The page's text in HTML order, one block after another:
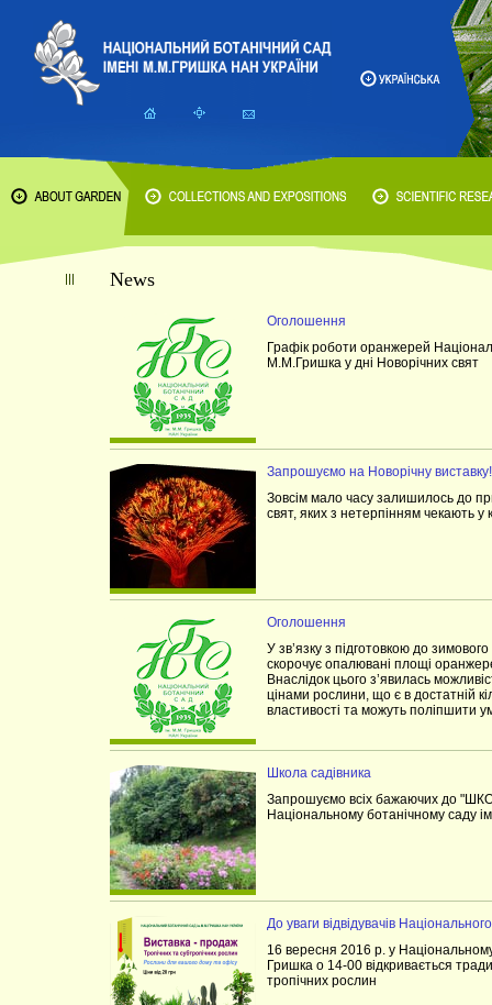
News
Оголошення
Графік роботи оранжерей
М.М.Гришка у дні Новорічних свят
Запрошуємо на Новорічну виставку!
Зовсім мало часу залишилось до
свят, яких з нетерпінням чекають у
Оголошення
У зв’язку з підготовкою до
скорочує опалювані площі
Внаслідок цього з’явилась
цінами рослини, що є в достатній
властивості та можуть поліпшити
Школа садівника
Запрошуємо всіх бажаючих до
Національному ботанічному саду
До уваги відвідувачів
16 вересня 2016 р. у
Гришка о 14-00 відкривається
тропічних рослин